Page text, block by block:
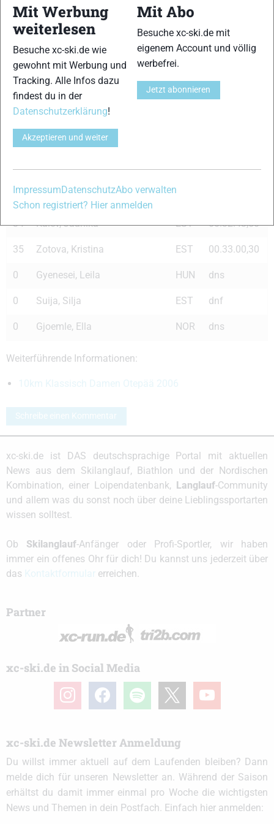
26 Ruotsalainen, Hiipakka Katja FIN
SWE 00.29.23,10
28 Wigernaes, Ine NOR
29 Johansson Norgren, Britta SWE 00.29.25,60
31 Rehemaa, Jana
32 Mannima, Tatjana EST 00.30.55,60
34 Kalev, Jaanika EST 00.32.43,50
35 Zotova, Kristina EST 00.33.00,30
0 Gyenesei, Leila HUN dns
0 Suija, Silja EST dnf
0 Gjoemle, Ella NOR dns
Weiterführende Informationen:
10km Klassisch Damen Otepää 2006
Schreibe einen Kommentar
xc-ski.de ist DAS deutschsprachige Portal mit aktuellen
News aus dem Skilanglauf, Biathlon und der Nordischen
Kombination, einer Loipendatenbank, Langlauf-Community
und allem was du sonst noch über deine Lieblingssportarten
wissen solltest.
Ob Skilanglauf-Anfänger oder Profi-Sportler, wir haben
immer ein offenes Ohr für dich! Du kannst uns jederzeit über
das
erreichen.
Partner
xc-ski.de in Social Media
instagramfacebook spotify youtube
xc-ski.de Newsletter Anmeldung
Du willst immer aktuell auf dem Laufenden bleiben? Dann
melde dich für unseren Newsletter an. Während der Saison
erhältst du damit immer einmal pro Woche die wichtigsten
News und Themen in dein Postfach. Einfach hier anmelden:
Mit Werbung
weiterlesen
Besuche xc-ski.de wie
gewohnt mit Werbung und
Tracking. Alle Infos dazu
findest du in der
Datenschutzerklärung!
Akzeptieren und weiter
Mit Abo
Besuche xc-ski.de mit
eigenem Account und völlig
werbefrei.
Jetzt abonnieren
Impressum DatenschutzAbo verwalten
Schon registriert? Hier anmelden